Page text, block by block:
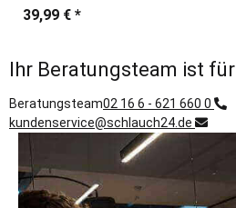
39,99 € *
Ihr Beratungsteam ist
Beratungsteam02 16 6 - 621 660 0
kundenservice@schlauch24.de